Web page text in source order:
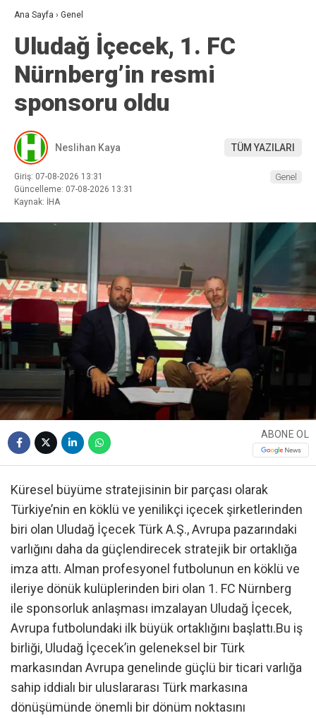
Ana Sayfa › Genel
Uludağ İçecek, 1. FC
Nürnberg’in resmi
sponsoru oldu
Neslihan Kaya TÜM YAZILARI
Giriş: 07-08-2026 13:31
Güncelleme: 07-08-2026 13:31
Kaynak: İHA
Genel
ABONE OL
Küresel büyüme stratejisinin bir parçası olarak
Türkiye’nin en köklü ve yenilikçi içecek şirketlerinden
biri olan Uludağ İçecek Türk A.Ş., Avrupa pazarındaki
varlığını daha da güçlendirecek stratejik bir ortaklığa
imza attı. Alman profesyonel futbolunun en köklü ve
ileriye dönük kulüplerinden biri olan 1. FC Nürnberg
ile sponsorluk anlaşması imzalayan Uludağ İçecek,
Avrupa futbolundaki ilk büyük ortaklığını başlattı.Bu iş
birliği, Uludağ İçecek’in geleneksel bir Türk
markasından Avrupa genelinde güçlü bir ticari varlığa
sahip iddialı bir uluslararası Türk markasına
dönüşümünde önemli bir dönüm noktasını